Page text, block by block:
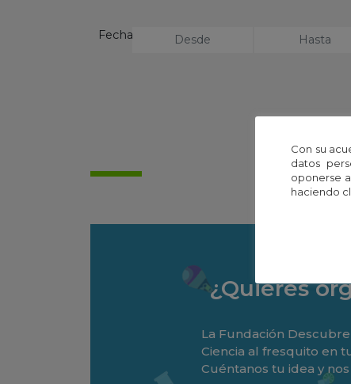
Fecha
¿Quieres
La Fundación
Ciencia al fresquito en
Cuéntanos tu idea y
Con su
datos
oponerse
haciendo